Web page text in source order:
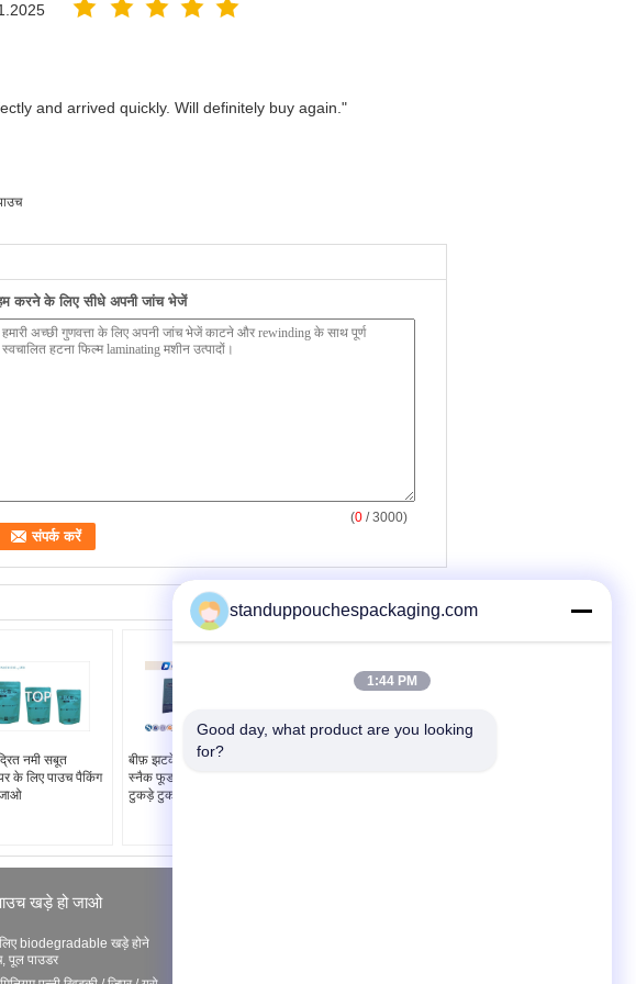
and arrived quickly. Will definitely buy again."
करने के लिए सीधे अपनी जांच भेजें
(0 / 3000)
नमी सबूत
के लिए पाउच पैकिंग
बीफ़ झटकेदार नाश्ते के लिए
स्नैक फूड प्लास्टिक खाद्य
टुकड़े टुकड़े जिपर पाउच
खड़े हो जाओ
लिए biodegradable खड़े होने
पूल पाउडर
standuppouchespackaging.com
1:44 PM
Good day, what product are you looking
for?